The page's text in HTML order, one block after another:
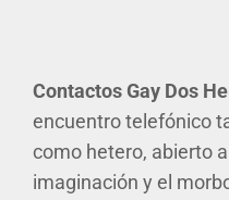
Contactos Gay Dos
encuentro telefónico
como hetero, abierto
imaginación y el